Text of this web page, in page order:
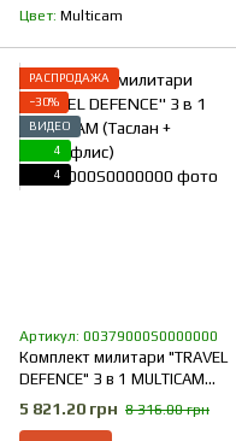
Цвет Multicam
РАСПРОДАЖА
−30%
ВИДЕО
4
4
Артикул: 00379000S0000000
Комплект милитари "TRAVEL
DEFENCE" 3 в 1 MULTICAM
(Таслан + Микрофлис)
5 821.20 грн 8 316.00 грн